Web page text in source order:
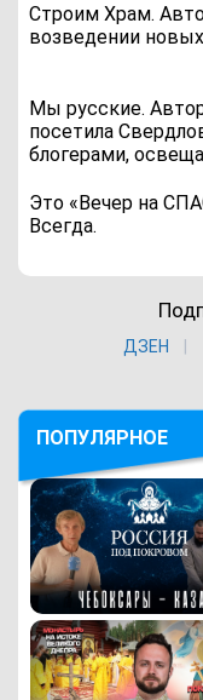
Строим Храм.
возведении
Мы русские.
посетила
блогерами,
Это «Вечер на
Всегда.
ДЗЕН
ПОПУЛЯРНОЕ